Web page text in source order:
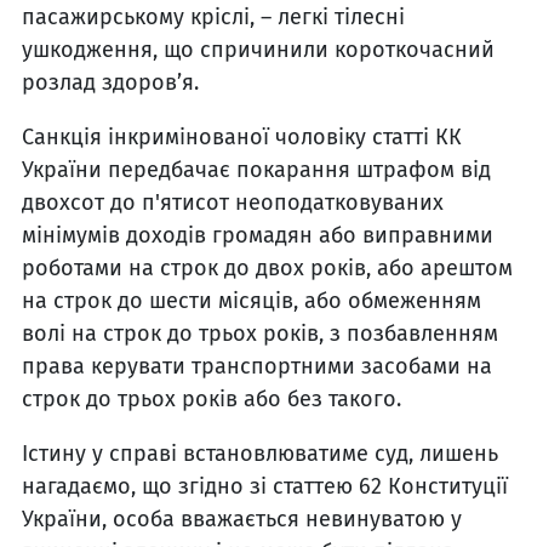
пасажирському кріслі, – легкі тілесні
ушкодження, що спричинили короткочасний
розлад здоров’я.
Санкція інкримінованої чоловіку статті КК
України передбачає покарання штрафом від
двохсот до п'ятисот неоподатковуваних
мінімумів доходів громадян або виправними
роботами на строк до двох років, або арештом
на строк до шести місяців, або обмеженням
волі на строк до трьох років, з позбавленням
права керувати транспортними засобами на
строк до трьох років або без такого.
Істину у справі встановлюватиме суд, лишень
нагадаємо, що згідно зі статтею 62 Конституції
України, особа вважається невинуватою у